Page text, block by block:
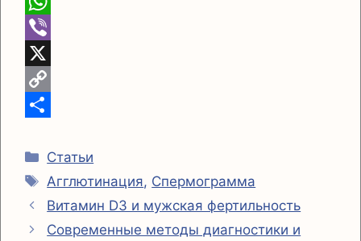
a
e
e
g
a
m
W
h
a
A
p
p
V
b
r
X
C
p
y
L
т
п
р
а
Рубрики
Статьи
Метки
Агглютинация, Спермограмма
Витамин D3 и мужская фертильность
Современные методы диагностики и